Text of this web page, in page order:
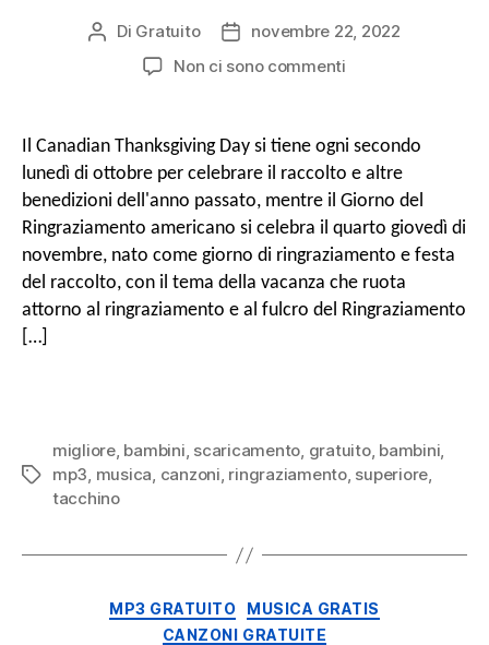
r
Autore
messaggio
Di Gratuito
Datanovembre 22, 2022
Non ci sono commentiSU
36
migliori
canzoni
del
Ringraziamento
Download
gratuito
Il Canadian Thanksgiving Day si tiene ogni secondo
lunedì di ottobre per celebrare il raccolto e altre
benedizioni dell'anno passato, mentre il Giorno del
Ringraziamento americano si celebra il quarto giovedì di
novembre, nato come giorno di ringraziamento e festa
del raccolto, con il tema della vacanza che ruota
attorno al ringraziamento e al fulcro del Ringraziamento
[…]
Tag
migliore, bambini, scaricamento, gratuito, bambini,
mp3, musica, canzoni, ringraziamento, superiore,
tacchino
Categorie
MP3 GRATUITO
MUSICA GRATIS
CANZONI GRATUITE